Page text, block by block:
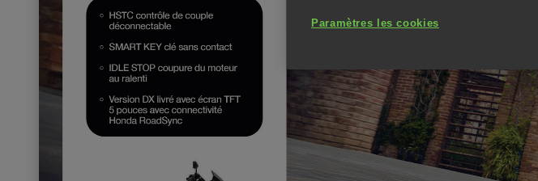
Paramètres les cookies